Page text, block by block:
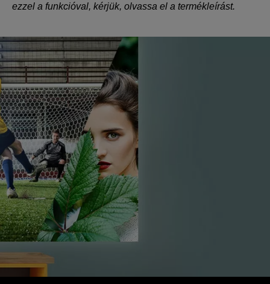
ezzel a funkcióval, kérjük, olvassa el a termékleírást.